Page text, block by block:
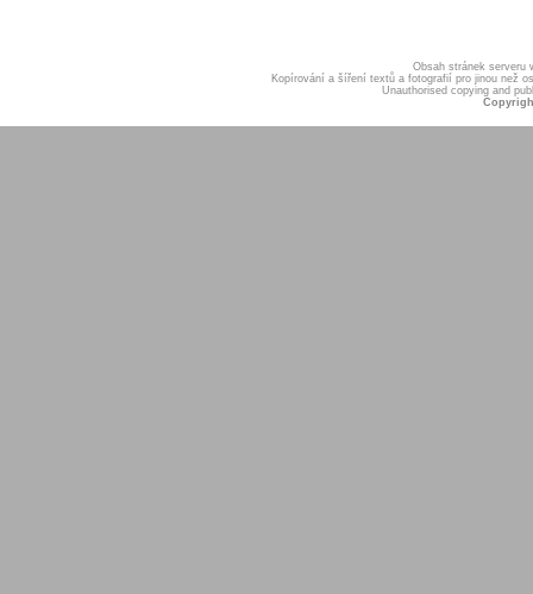
Obsah stránek serveru
Kopírování a šíření textů a fotografií pro jinou než
Unauthorised copying and